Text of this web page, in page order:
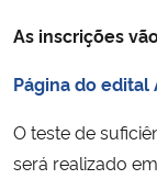
Ministério da Mulher,
Secretaria-Geral
As inscrições
Página do edital
O teste de
será realizado